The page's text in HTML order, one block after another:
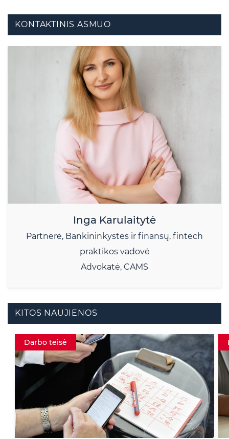
KONTAKTINIS ASMUO
Inga Karulaitytė
Partnerė, Bankininkystės ir finansų, fintech
praktikos vadovė
Advokatė, CAMS
KITOS NAUJIENOS
Darbo teisė